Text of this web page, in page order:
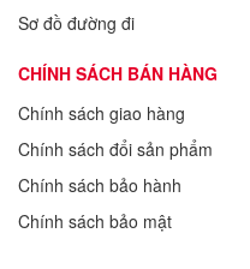
Sơ đồ đường đi
CHÍNH SÁCH BÁN HÀNG
Chính sách giao hàng
Chính sách đổi sản phẩm
Chính sách bảo hành
Chính sách bảo mật